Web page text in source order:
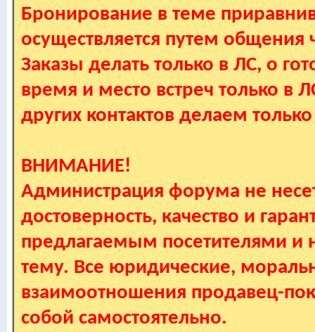
Бронирование в теме
осуществляется путем
Заказы делать только в ЛС, о
время и место встреч только в
других контактов делаем
ВНИМАНИЕ!
Администрация форума не
достоверность, качество и
предлагаемым посетителями и
тему. Все юридические,
взаимоотношения продавец-
собой самостоятельно.